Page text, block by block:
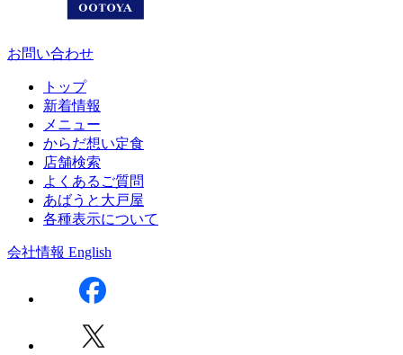
お問い合わせ
トップ
新着情報
メニュー
からだ想い定食
店舗検索
よくあるご質問
あばうと大戸屋
各種表示について
会社情報 English